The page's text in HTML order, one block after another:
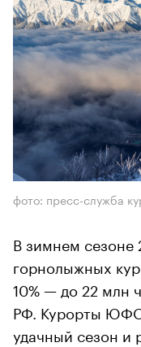
фото: пресс-служба
В зимнем сезоне
горнолыжных
10% — до 22 млн
РФ. Курорты
удачный сезон и